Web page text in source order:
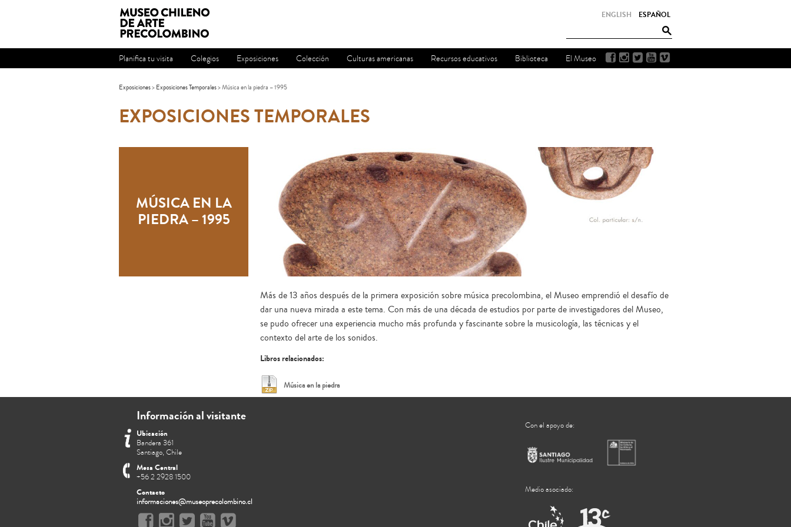
ESPAÑOL
ENGLISH
Planifica tu visita Colegios Exposiciones Colección Culturas americanas Recursos educativos Biblioteca El Museo
Exposiciones> Exposiciones Temporales> Música en la piedra – 1995
EXPOSICIONES TEMPORALES
MÚSICA EN LA
PIEDRA – 1995
Más de 13 años después de la primera exposición sobre música precolombina, el Museo emprendió el desafío de
dar una nueva mirada a este tema. Con más de una década de estudios por parte de investigadores del Museo,
se pudo ofrecer una experiencia mucho más profunda y fascinante sobre la musicología, las técnicas y el
contexto del arte de los sonidos.
Libros relacionados:
Música en la piedra
Información al visitante
Ubicación
Bandera 361
Santiago, Chile
Mesa Central
+56 2 2928 1500
Contacto
informaciones@museoprecolombino.cl
Con el apoyo de:
Medio asociado: